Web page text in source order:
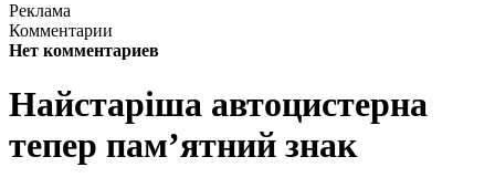
Реклама
Комментарии
Нет комментариев
Найстаріша автоцистерна
тепер пам’ятний знак